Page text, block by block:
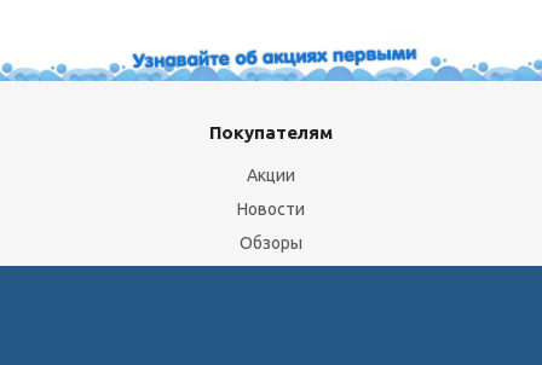
Покупателям
Акции
Новости
Обзоры